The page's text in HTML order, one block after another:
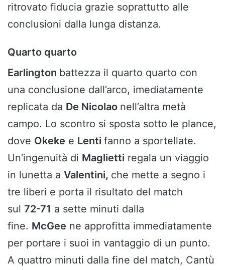
ritrovato fiducia grazie soprattutto alle
conclusioni dalla lunga distanza.
Quarto quarto
Earlington battezza il quarto quarto con
una conclusione dall’arco, imediatamente
replicata da De Nicolao nell’altra metà
campo. Lo scontro si sposta sotto le plance,
dove Okeke e Lenti fanno a sportellate.
Un’ingenuità di Maglietti regala un viaggio
in lunetta a Valentini, che mette a segno i
tre liberi e porta il risultato del match
sul 72-71 a sette minuti dalla
fine. McGee ne approfitta immediatamente
per portare i suoi in vantaggio di un punto.
A quattro minuti dalla fine del match, Cantù